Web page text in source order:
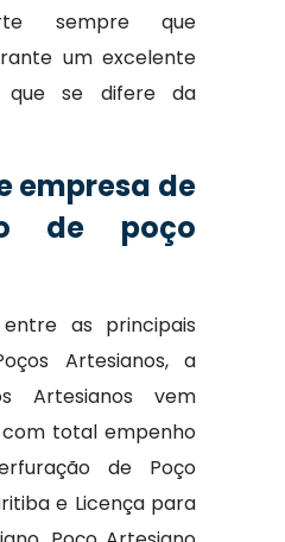
sempre que
um excelente
que se difere da
empresa de
de poço
as principais
Artesianos, a
Artesianos vem
total empenho
de Poço
e Licença para